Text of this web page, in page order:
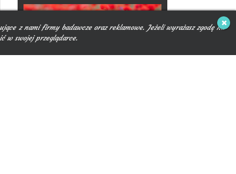
z nami firmy badawcze oraz reklamowe. Jeżeli wyrażasz zgodę na
w swojej przeglądarce.